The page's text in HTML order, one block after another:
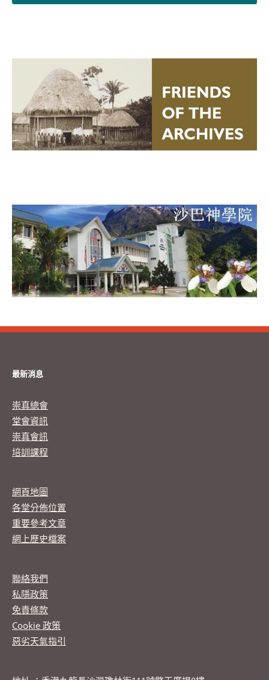
最新消息
崇真總會
堂會資訊
崇真會訊
培訓課程
網頁地圖
各堂分佈位置
重要參考文章
網上歷史檔案
聯絡我們
私隱政策
免責條款
Cookie 政策
惡劣天氣指引